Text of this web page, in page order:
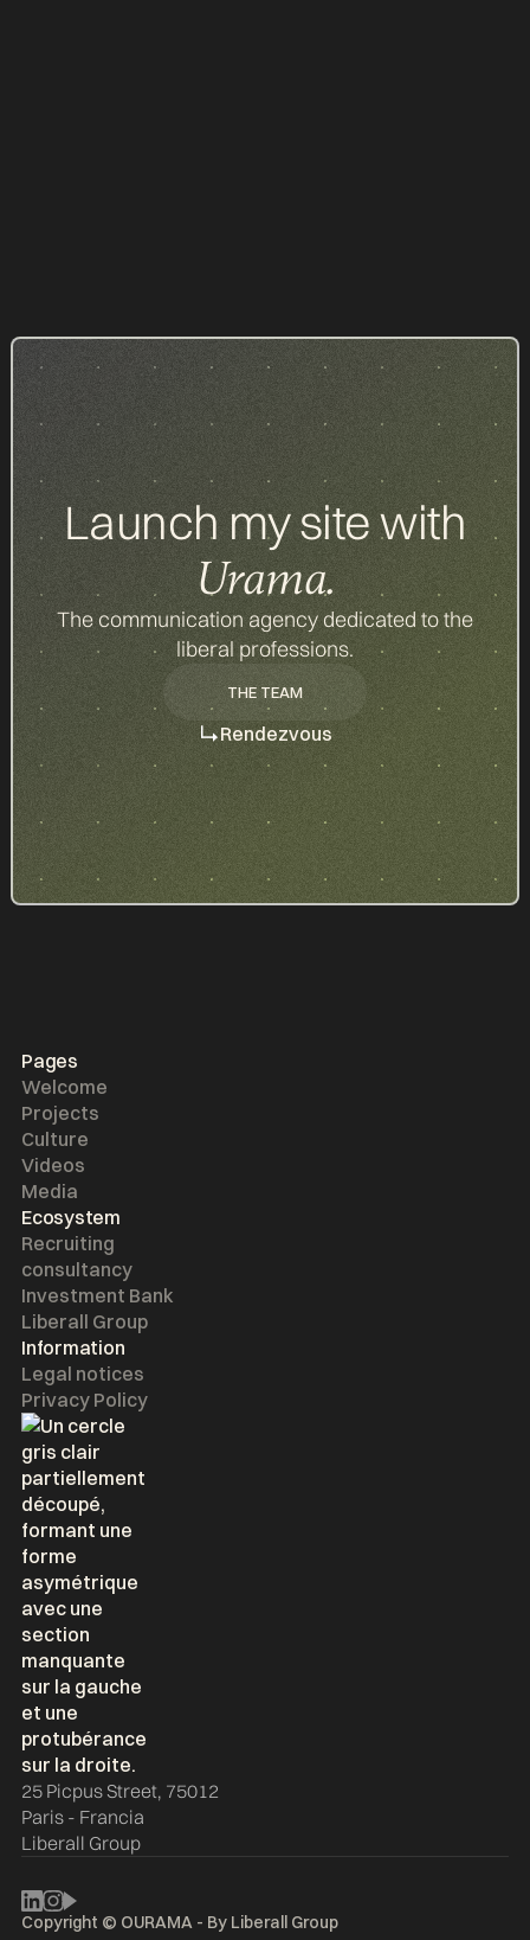
Launch my site with
Urama.
The communication agency dedicated to the
liberal professions.
THE TEAM
THE TEAM
Rendezvous
25 Picpus Street, 75012
Paris - Francia
Liberall Group
Pages
Welcome
Projects
Culture
Videos
Media
Ecosystem
Recruiting
consultancy
Investment Bank
Liberall Group
Information
Legal notices
Privacy Policy
Copyright © OURAMA - By Liberall Group